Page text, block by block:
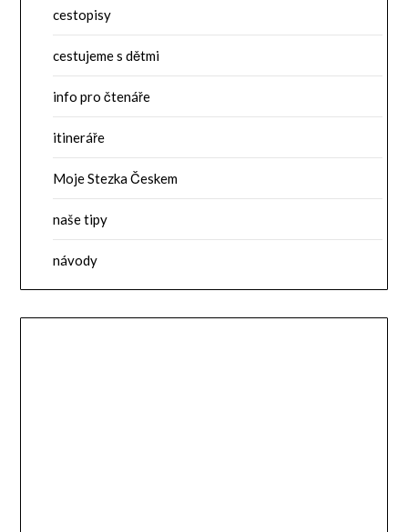
cestopisy
cestujeme s dětmi
info pro čtenáře
itineráře
Moje Stezka Českem
naše tipy
návody